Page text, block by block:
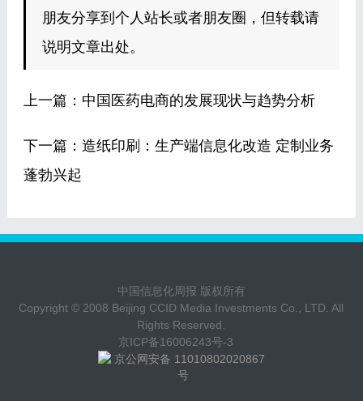
朋友分享到个人站长或者朋友圈，但转载请
说明文章出处。
上一篇： 中国医药电商的发展现状与趋势分析
下一篇： 造纸印刷：生产端信息化改造 定制业务
蓬勃兴起
中国信息化周报 版权所有
Copyright © 2008 Beijing CCID Media Investments Co., LTD. All
Rights Reserved.
京ICP备16006243号-3
京公网安备 11010802020867
号